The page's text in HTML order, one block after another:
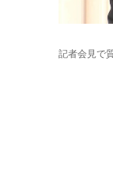
記者会見で